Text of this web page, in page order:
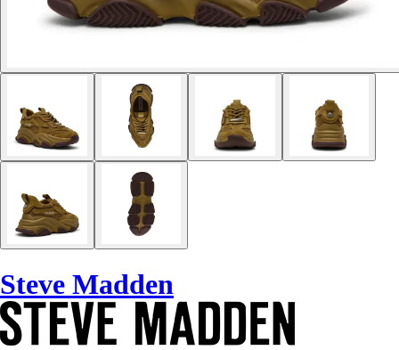
Steve Madden